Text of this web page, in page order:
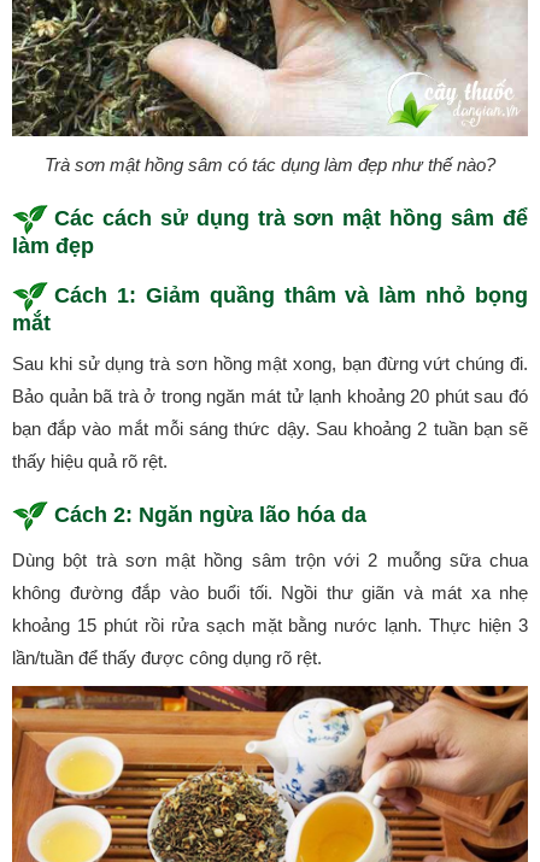
Trà sơn mật hồng sâm có tác dụng làm đẹp như thế nào?
Các cách sử dụng trà sơn mật hồng sâm để
làm đẹp
Cách 1: Giảm quầng thâm và làm nhỏ bọng
mắt
Sau khi sử dụng trà sơn hồng mật xong, bạn đừng vứt chúng đi.
Bảo quản bã trà ở trong ngăn mát tử lạnh khoảng 20 phút sau đó
bạn đắp vào mắt mỗi sáng thức dậy. Sau khoảng 2 tuần bạn sẽ
thấy hiệu quả rõ rệt.
Cách 2: Ngăn ngừa lão hóa da
Dùng bột trà sơn mật hồng sâm trộn với 2 muỗng sữa chua
không đường đắp vào buổi tối. Ngồi thư giãn và mát xa nhẹ
khoảng 15 phút rồi rửa sạch mặt bằng nước lạnh. Thực hiện 3
lần/tuần để thấy được công dụng rõ rệt.